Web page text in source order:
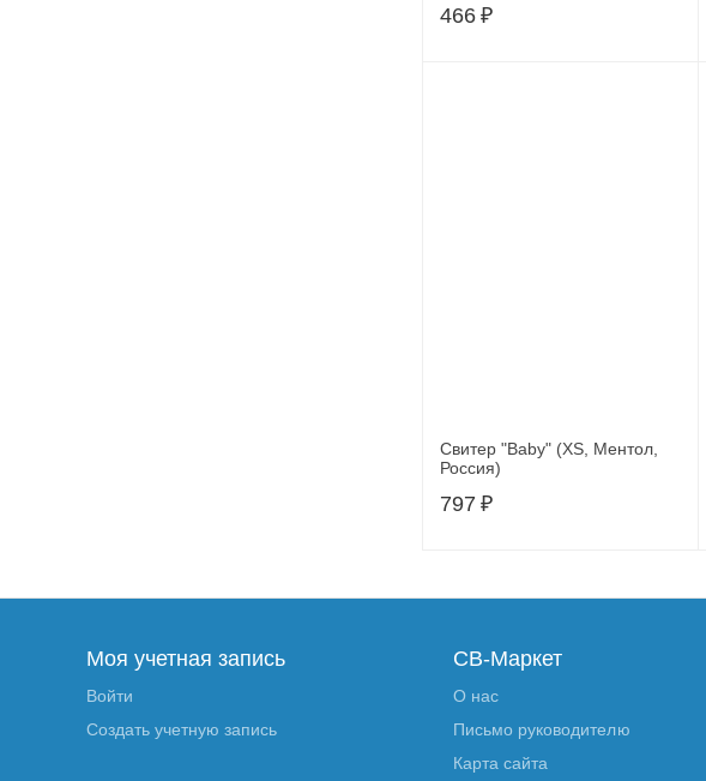
466 ₽
Свитер "Baby" (XS, Ментол,
Россия)
797 ₽
Моя учетная запись
Войти
Создать учетную запись
СВ-Маркет
О нас
Письмо руководителю
Карта сайта